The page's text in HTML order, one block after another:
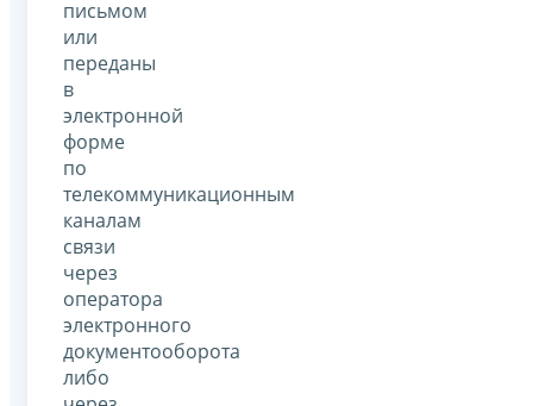
письмом
или
переданы
в
электронной
форме
по
телекоммуникационным
каналам
связи
через
оператора
электронного
документооборота
либо